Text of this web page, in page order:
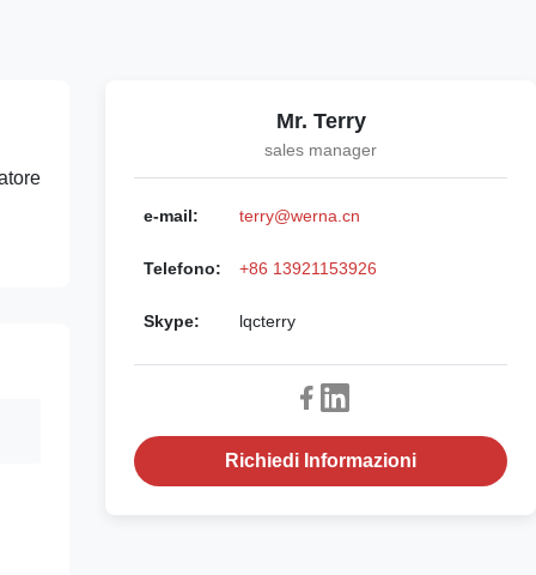
Mr. Terry
sales manager
e-mail: terry@werna.cn
Telefono: +86 13921153926
Skype: lqcterry
Richiedi Informazioni